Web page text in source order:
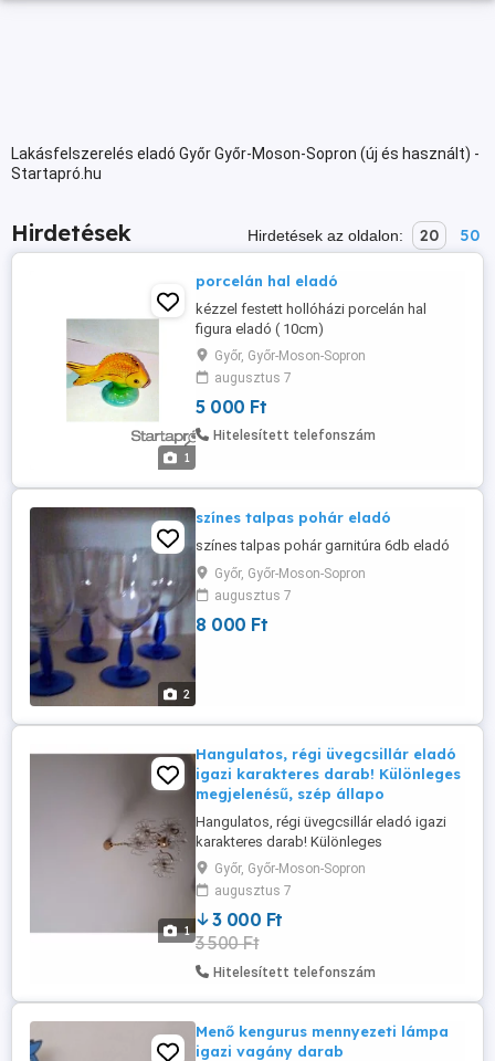
Lakásfelszerelés eladó Győr Győr-Moson-Sopron (új és használt) -
Startapró.hu
Hirdetések Hirdetések az oldalon: 20 50
1
porcelán hal eladó
kézzel festett hollóházi porcelán hal
figura eladó ( 10cm)
Győr, Győr-Moson-Sopron
augusztus 7
5 000 Ft
Hitelesített telefonszám
2
színes talpas pohár eladó
színes talpas pohár garnitúra 6db eladó
Győr, Győr-Moson-Sopron
augusztus 7
8 000 Ft
1
Hangulatos, régi üvegcsillár eladó
igazi karakteres darab! Különleges
megjelenésű, szép állapo
Hangulatos, régi üvegcsillár eladó igazi
karakteres darab! Különleges
megjelenésű, szép állapotban lévő
üvegcsillár új otthont keres. Tökéletes
választás, ha szereted a klasszikus,
elegáns hangulatot vagy ha érzel benne
egy kis kincsvadász potenciált Akár a
Kincsvadászokba is benevezheted! ...
Győr, Győr-Moson-Sopron
augusztus 7
3 000 Ft
3 500 Ft
Hitelesített telefonszám
Menő kengurus mennyezeti lámpa
igazi vagány darab